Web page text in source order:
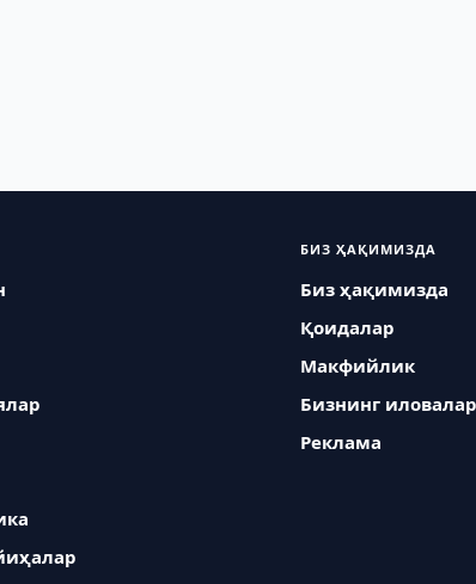
БИЗ ҲАҚИМИЗДА
Биз ҳақимизда
Қоидалар
Макфийлик
Бизнинг иловалар
Реклама